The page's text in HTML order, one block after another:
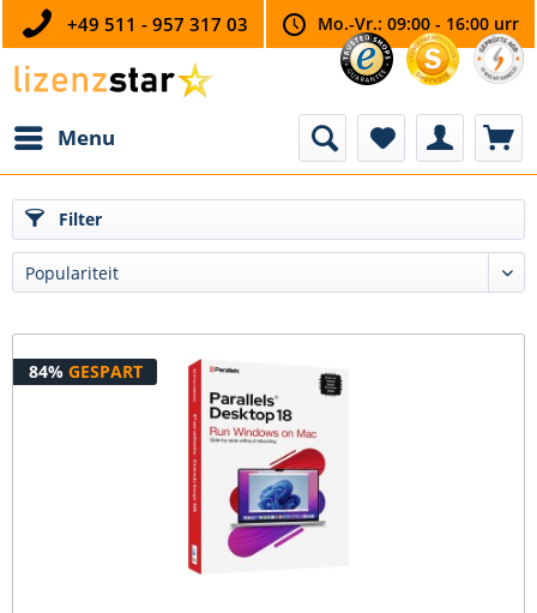
+49 511 - 957 317 03 Mo.-Vr.: 09:00 - 16:00 urr
Menu
Filter
84% GESPART